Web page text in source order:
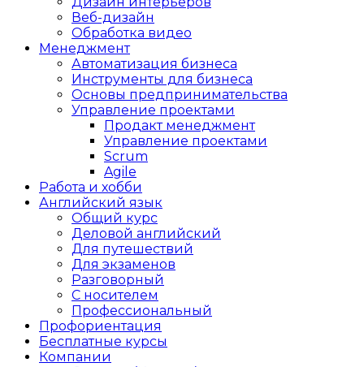
Веб-дизайн
Обработка видео
Менеджмент
Автоматизация бизнеса
Инструменты для бизнеса
Основы предпринимательства
Управление проектами
Продакт менеджмент
Управление проектами
Scrum
Agile
Работа и хобби
Английский язык
Общий курс
Деловой английский
Для путешествий
Для экзаменов
Разговорный
С носителем
Профессиональный
Профориентация
Бесплатные курсы
Компании